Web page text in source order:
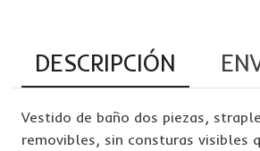
DESCRIPCIÓN
Vestido de baño dos piezas,
removibles, sin consturas visibles